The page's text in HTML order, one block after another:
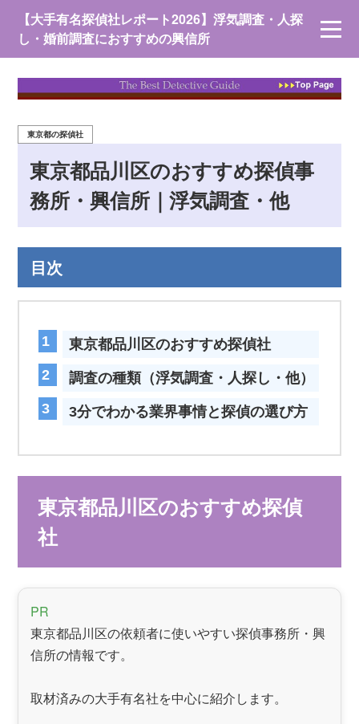
【大手有名探偵社レポート2026】浮気調査・人探
し・婚前調査におすすめの興信所
東京都品川区のおすすめ探偵事
務所・興信所｜浮気調査・他
東京都の探偵社
目次
東京都品川区のおすすめ探偵社
調査の種類（浮気調査・人探し・他）
3分でわかる業界事情と探偵の選び方
東京都品川区のおすすめ探偵
社
PR
東京都品川区の依頼者に使いやすい探偵事務所・興
信所の情報です。
取材済みの大手有名社を中心に紹介します。